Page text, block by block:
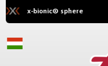
x-bionic® sphere